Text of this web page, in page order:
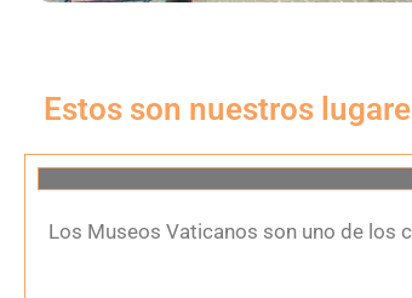
Estos son nuestros
Los Museos Vaticanos son uno de